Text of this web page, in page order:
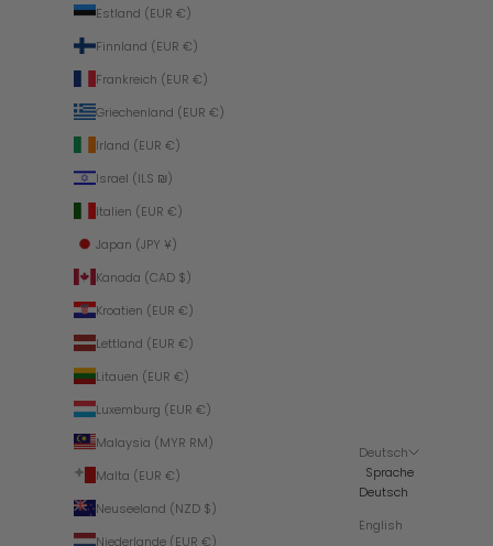
Estland (EUR €)
Finnland (EUR €)
Frankreich (EUR €)
Griechenland (EUR €)
Irland (EUR €)
Israel (ILS ₪)
Italien (EUR €)
Japan (JPY ¥)
Kanada (CAD $)
Kroatien (EUR €)
Lettland (EUR €)
Litauen (EUR €)
Luxemburg (EUR €)
Malaysia (MYR RM)
Malta (EUR €)
Neuseeland (NZD $)
Niederlande (EUR €)
Deutsch
Sprache
Deutsch
English